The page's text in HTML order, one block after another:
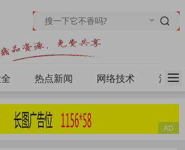
热点新闻 网络技术 源码